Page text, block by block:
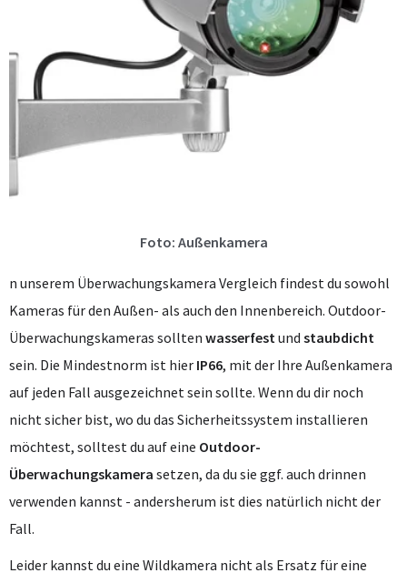
Foto: Außenkamera
n unserem Überwachungskamera Vergleich findest du sowohl
Kameras für den Außen- als auch den Innenbereich. Outdoor-
Überwachungskameras sollten wasserfestund staubdicht
sein. Die Mindestnorm ist hier IP66, mit der Ihre Außenkamera
auf jeden Fall ausgezeichnet sein sollte. Wenn du dir noch
nicht sicher bist, wo du das Sicherheitssystem installieren
möchtest, solltest du auf eine Outdoor-
Überwachungskamera setzen, da du sie ggf. auch drinnen
verwenden kannst - andersherum ist dies natürlich nicht der
Fall.
Leider kannst du eine Wildkamera nicht als Ersatz für eine